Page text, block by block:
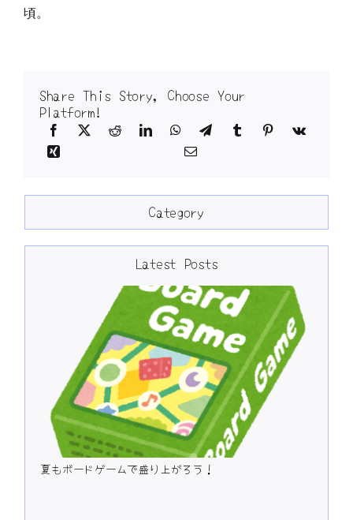
頃。
Share This Story, Choose Your
Platform!
Category
Latest Posts
夏もボードゲームで盛り上がろう！